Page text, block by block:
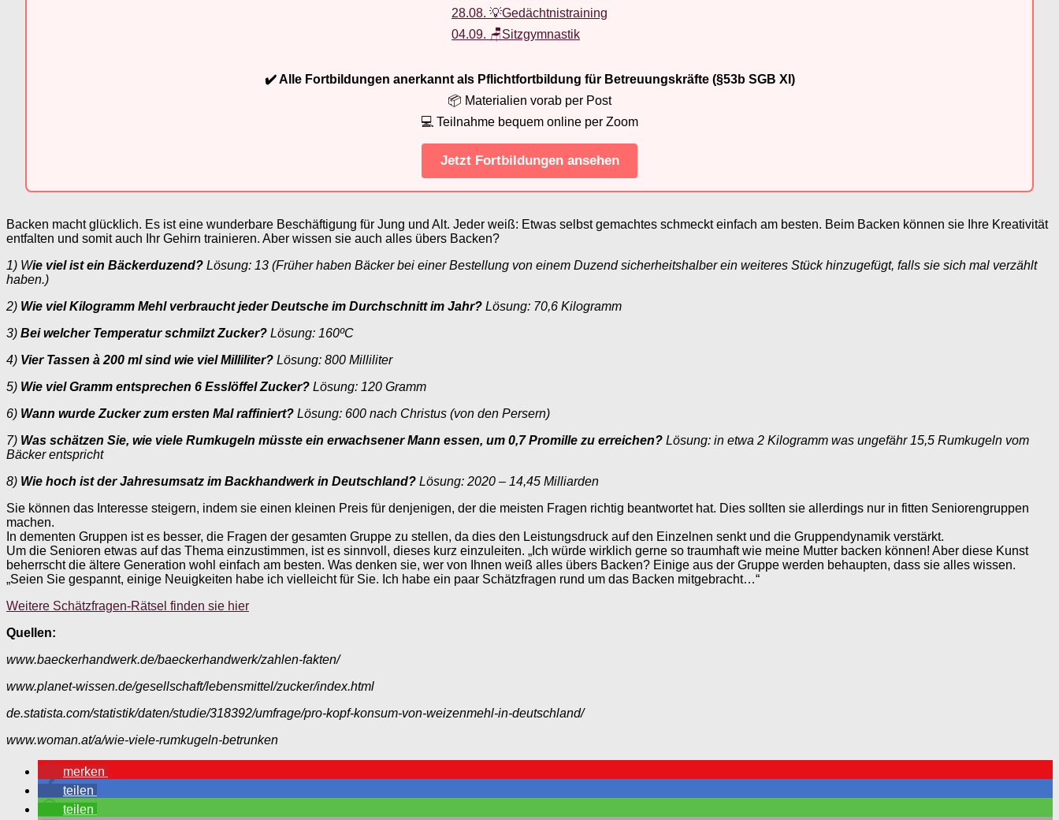
28.08. 💡Gedächtnistraining
04.09. 🪑Sitzgymnastik
✔️ Alle Fortbildungen anerkannt als Pflichtfortbildung für Betreuungskräfte (§53b SGB XI)
📦 Materialien vorab per Post
💻 Teilnahme bequem online per Zoom
Jetzt Fortbildungen ansehen
Backen macht glücklich. Es ist eine wunderbare Beschäftigung für Jung und Alt. Jeder weiß: Etwas selbst gemachtes schmeckt einfach am besten. Beim Backen können sie Ihre Kreativität
entfalten und somit auch Ihr Gehirn trainieren. Aber wissen sie auch alles übers Backen?
1) Wie viel ist ein Bäckerduzend? Lösung: 13 (Früher haben Bäcker bei einer Bestellung von einem Duzend sicherheitshalber ein weiteres Stück hinzugefügt, falls sie sich mal verzählt
haben.)
2) Wie viel Kilogramm Mehl verbraucht jeder Deutsche im Durchschnitt im Jahr? Lösung: 70,6 Kilogramm
3) Bei welcher Temperatur schmilzt Zucker? Lösung: 160ºC
4) Vier Tassen à 200 ml sind wie viel Milliliter? Lösung: 800 Milliliter
5) Wie viel Gramm entsprechen 6 Esslöffel Zucker? Lösung: 120 Gramm
6) Wann wurde Zucker zum ersten Mal raffiniert? Lösung: 600 nach Christus (von den Persern)
7) Was schätzen Sie, wie viele Rumkugeln müsste ein erwachsener Mann essen, um 0,7 Promille zu erreichen? Lösung: in etwa 2 Kilogramm was ungefähr 15,5 Rumkugeln vom
Bäcker entspricht
8) Wie hoch ist der Jahresumsatz im Backhandwerk in Deutschland? Lösung: 2020 – 14,45 Milliarden
Sie können das Interesse steigern, indem sie einen kleinen Preis für denjenigen, der die meisten Fragen richtig beantwortet hat. Dies sollten sie allerdings nur in fitten Seniorengruppen
machen.
In dementen Gruppen ist es besser, die Fragen der gesamten Gruppe zu stellen, da dies den Leistungsdruck auf den Einzelnen senkt und die Gruppendynamik verstärkt.
Um die Senioren etwas auf das Thema einzustimmen, ist es sinnvoll, dieses kurz einzuleiten. „Ich würde wirklich gerne so traumhaft wie meine Mutter backen können! Aber diese Kunst
beherrscht die ältere Generation wohl einfach am besten. Was denken sie, wer von Ihnen weiß alles übers Backen? Einige aus der Gruppe werden behaupten, dass sie alles wissen.
„Seien Sie gespannt, einige Neuigkeiten habe ich vielleicht für Sie. Ich habe ein paar Schätzfragen rund um das Backen mitgebracht…“
Weitere Schätzfragen-Rätsel finden sie hier
Quellen:
www.baeckerhandwerk.de/baeckerhandwerk/zahlen-fakten/
www.planet-wissen.de/gesellschaft/lebensmittel/zucker/index.html
de.statista.com/statistik/daten/studie/318392/umfrage/pro-kopf-konsum-von-weizenmehl-in-deutschland/
www.woman.at/a/wie-viele-rumkugeln-betrunken
merken
teilen
teilen